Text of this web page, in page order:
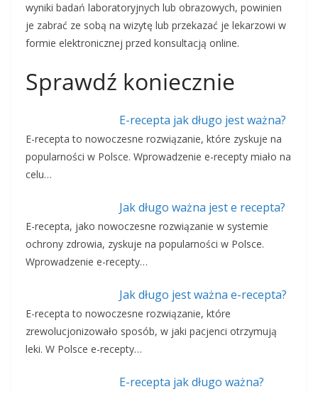
wyniki badań laboratoryjnych lub obrazowych, powinien
je zabrać ze sobą na wizytę lub przekazać je lekarzowi w
formie elektronicznej przed konsultacją online.
Sprawdź koniecznie
E-recepta jak długo jest ważna?
E-recepta to nowoczesne rozwiązanie, które zyskuje na
popularności w Polsce. Wprowadzenie e-recepty miało na
celu…
Jak długo ważna jest e recepta?
E-recepta, jako nowoczesne rozwiązanie w systemie
ochrony zdrowia, zyskuje na popularności w Polsce.
Wprowadzenie e-recepty…
Jak długo jest ważna e-recepta?
E-recepta to nowoczesne rozwiązanie, które
zrewolucjonizowało sposób, w jaki pacjenci otrzymują
leki. W Polsce e-recepty…
E-recepta jak długo ważna?